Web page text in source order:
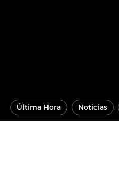
Última Hora Noticias